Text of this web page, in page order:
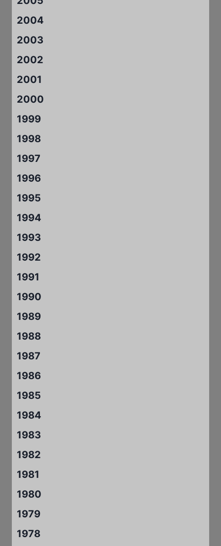
2004
2003
2002
2001
2000
1999
1998
1997
1996
1995
1994
1993
1992
1991
1990
1989
1988
1987
1986
1985
1984
1983
1982
1981
1980
1979
1978